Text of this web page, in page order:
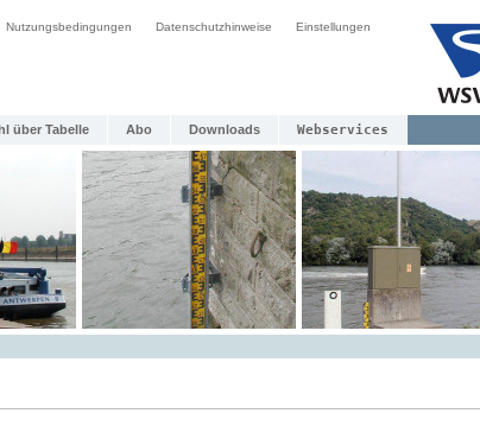
Nutzungsbedingungen Datenschutzhinweise Einstellungen
über Tabelle Abo Downloads Webservices